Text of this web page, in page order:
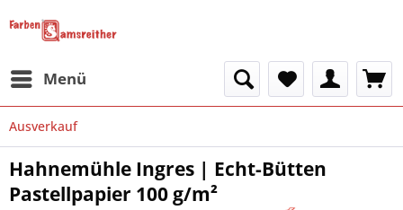
Menü
Ausverkauf
Hahnemühle Ingres | Echt-Bütten
Pastellpapier 100 g/m²